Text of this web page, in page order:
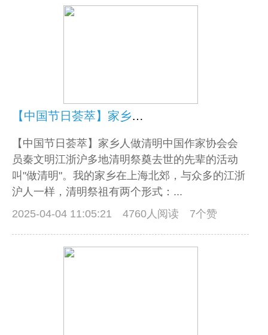
【中国节日荟萃】家乡人做清明
【中国节日荟萃】家乡人做清明中国作家协会会
员秦文明江浙沪多地清明祭奠去世的先辈的活动
叫"做清明"。我的家乡在上海北郊，与众多的江浙
沪人一样，清明祭祖有两个形式：...
2025-04-04 11:05:21
4760人阅读 7个赞